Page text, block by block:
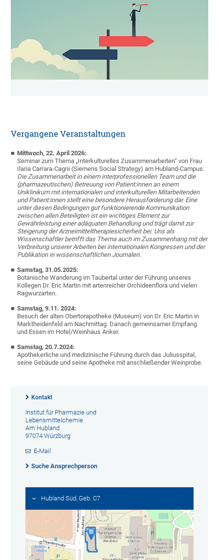
Vergangene Veranstaltungen
Mittwoch, 22. April 2026:
Seminar zum Thema „Interkulturelles Zusammenarbeiten“ von Frau
Ilaria Carrara-Cagni (Siemens Social Strategy) am Hubland-Campus:
Die Zusammenarbeit in einem interprofessionellen Team und die
(pharmazeutischen) Betreuung von Patient:innen an einem
Uniklinikum mit internationalen und interkulturellen Mitarbeitenden
und Patient:innen stellt eine besondere Herausforderung dar. Eine
unter diesen Bedingungen gut funktionierende Kommunikation
zwischen allen Beteiligten ist ein wichtiges Element zur
Gewährleistung einer adäquaten Behandlung und trägt damit zur
Steigerung der Arzneimitteltherapiesicherheit bei. Uns als
Wissenschaftler betrifft das Thema auch im Zusammenhang mit der
Verbreitung unserer Arbeiten bei internationalen Kongressen und der
Publikation in wissenschaftlichen Journalen.
Samstag, 31.05.2025:
Botanische Wanderung im Taubertal unter der Führung unseres
Kollegen Dr. Eric Martin mit artenreicher Orchideenflora und vielen
Ragwurzarten.
Samstag, 9.11. 2024:
Besuch der alten Obertorapotheke (Museum) von Dr. Eric Martin in
Marktheidenfeld am Nachmittag. Danach gemeinsamer Empfang
und Essen im Hotel/Weinhaus Anker.
Samstag, 20.7.2024:
Apothekerliche und medizinische Führung durch das Juliusspital,
seine Gebäude und seine Apotheke mit anschließender Weinprobe.
Kontakt
Institut für Pharmazie und
Lebensmittelchemie
Am Hubland
97074 Würzburg
E-Mail
Suche Ansprechperson
Hubland Süd, Geb. C7